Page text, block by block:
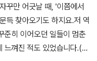
다고 한다. ​39세의 젊은 나
오사무 그는 죽는 날까지
. 그런 방탕한 삶을 살면서
얼마나 내면의 자아와 평생
면을 쓰고 무엇이든지 했던
을 쓰고 살아가는것이 이렇
만 번번히 좌절되고 말고,
주인공 요조는 마지막 희망
꾸만 어긋날 때, '이쯤에서
득 찾아오기도 하지요.저 역
준히 이어오던 일들이 멈춘
느껴진 적도 있었습니다.(오